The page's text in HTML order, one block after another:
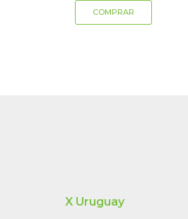
X Uruguay